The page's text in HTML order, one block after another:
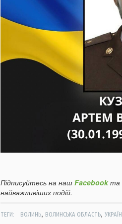
Підписуйтесь на наш Facebookта
найважливіших подій.
ТЕГИ: ВОЛИНЬ, ВОЛИНСЬКА ОБЛАСТЬ,